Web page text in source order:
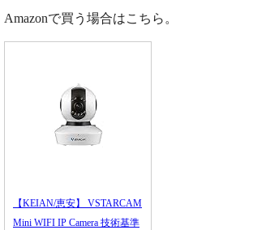
Amazonで買う場合はこちら。
【KEIAN/恵安】 VSTARCAM
Mini WIFI IP Camera 技術基準